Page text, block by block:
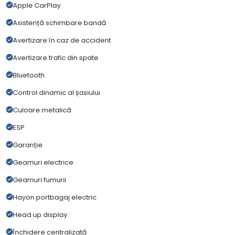
Apple CarPlay
Asistență schimbare bandă
Avertizare în caz de accident
Avertizare trafic din spate
Bluetooth
Control dinamic al șasiului
Culoare metalică
ESP
Garanție
Geamuri electrice
Geamuri fumurii
Hayon portbagaj electric
Head up display
Închidere centralizată